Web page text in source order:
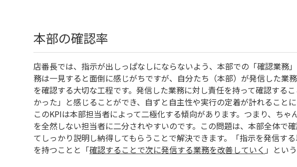
本部の確認率
店番長では、指示が出しっぱなしにならないよう、本部での「確認業務
務は一見すると面倒に感じがちですが、自分たち（本部）が発信した業
を確認する大切な工程です。発信した業務に対し責任を持って確認する
かった」と感じることができ、自ずと自主性や実行の定着が計れることに
このKPIは本部担当者によって二極化する傾向があります。つまり、ち
を全然しない担当者に二分されやすいのです。この問題は、本部全体で
てしっかり説明し納得してもらうことで解決できます。「指示を発信す
を持つことと「確認することで次に発信する業務を改善していく 」とい